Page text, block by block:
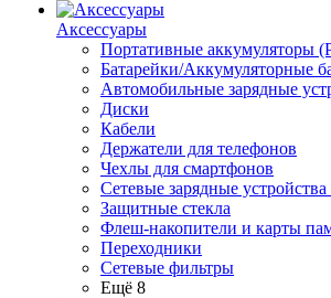
Аксессуары
Портативные аккумуляторы
Батарейки/Аккумуляторные
Автомобильные зарядные
Диски
Кабели
Держатели для телефонов
Чехлы для смартфонов
Сетевые зарядные
Защитные стекла
Флеш-накопители и карты
Переходники
Сетевые фильтры
Ещё 8